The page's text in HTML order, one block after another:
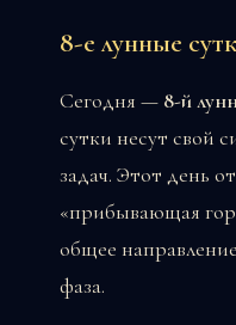
8-е лунные
Сегодня — 8-й
сутки несут свой
задач. Этот день
«прибывающая
общее
фаза.